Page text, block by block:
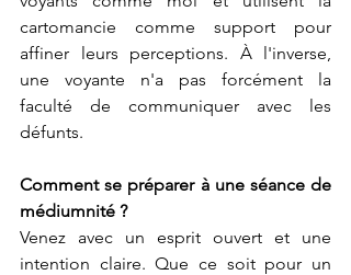
cartomancie comme support pour
affiner leurs perceptions. À l'inverse,
une voyante n'a pas forcément la
faculté de communiquer avec les
défunts.
Comment se préparer à une séance de
médiumnité ?
Venez avec un esprit ouvert et une
intention claire. Que ce soit pour un